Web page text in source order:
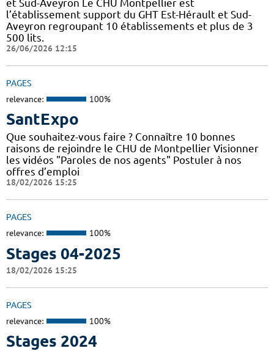
et Sud-Aveyron Le CHU Montpellier est
l’établissement support du GHT Est-Hérault et Sud-
Aveyron regroupant 10 établissements et plus de 3
500 lits.
26/06/2026 12:15
PAGES
relevance: 100%
SantExpo
Que souhaitez-vous faire ? Connaître 10 bonnes
raisons de rejoindre le CHU de Montpellier Visionner
les vidéos "Paroles de nos agents" Postuler à nos
offres d’emploi
18/02/2026 15:25
PAGES
relevance: 100%
Stages 04-2025
18/02/2026 15:25
PAGES
relevance: 100%
Stages 2024